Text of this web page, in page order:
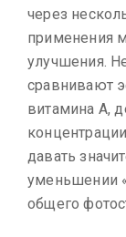
через
применения
улучшения.
сравнивают
витамина А,
давать
уменьшении
общего